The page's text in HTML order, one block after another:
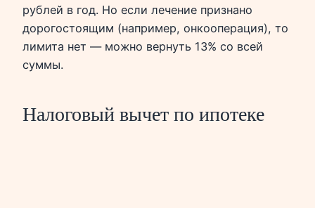
рублей в год. Но если лечение признано
дорогостоящим (например, онкооперация), то
лимита нет — можно вернуть 13% со всей
суммы.
Налоговый вычет по ипотеке